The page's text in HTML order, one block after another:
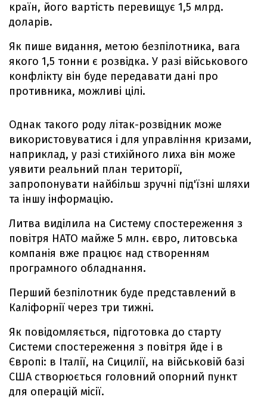
країн, його вартість перевищує 1,5 млрд.
доларів.
Як пише видання, метою безпілотника, вага
якого 1,5 тонни є розвідка. У разі військового
конфлікту він буде передавати дані про
противника, можливі цілі.
Однак такого роду літак-розвідник може
використовуватися і для управління кризами,
наприклад, у разі стихійного лиха він може
уявити реальний план території,
запропонувати найбільш зручні під'їзні шляхи
та іншу інформацію.
Литва виділила на Систему спостереження з
повітря НАТО майже 5 млн. євро, литовська
компанія вже працює над створенням
програмного обладнання.
Перший безпілотник буде представлений в
Каліфорнії через три тижні.
Як повідомляється, підготовка до старту
Системи спостереження з повітря йде і в
Європі: в Італії, на Сицилії, на військовій базі
США створюється головний опорний пункт
для операцій місії.